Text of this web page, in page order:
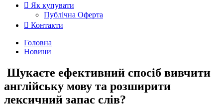
Як купувати
Публічна Оферта
Контакти
Головна
Новини
Шукаєте ефективний спосіб вивчити
англійську мову та розширити
лексичний запас слів?